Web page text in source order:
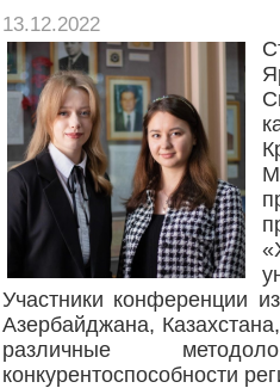
13.12.2022
Участники конференции
Азербайджана,
различные
конкурентоспособности